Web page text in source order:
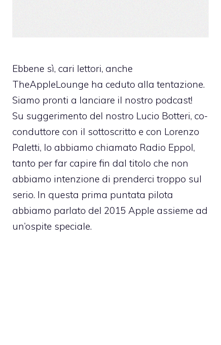
Ebbene sì, cari lettori, anche
TheAppleLounge ha ceduto alla tentazione.
Siamo pronti a lanciare il nostro podcast!
Su suggerimento del nostro Lucio Botteri, co-
conduttore con il sottoscritto e con Lorenzo
Paletti, lo abbiamo chiamato Radio Eppol,
tanto per far capire fin dal titolo che non
abbiamo intenzione di prenderci troppo sul
serio. In questa prima puntata pilota
abbiamo parlato del 2015 Apple assieme ad
un’ospite speciale.